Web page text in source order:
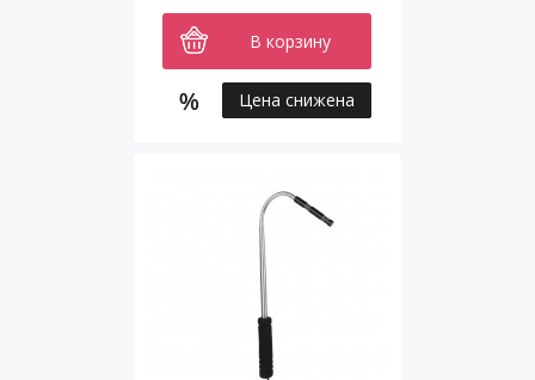
В корзину
Цена снижена